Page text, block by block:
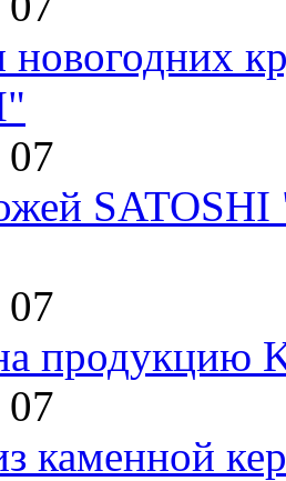
07
07
продукцию
07
каменной